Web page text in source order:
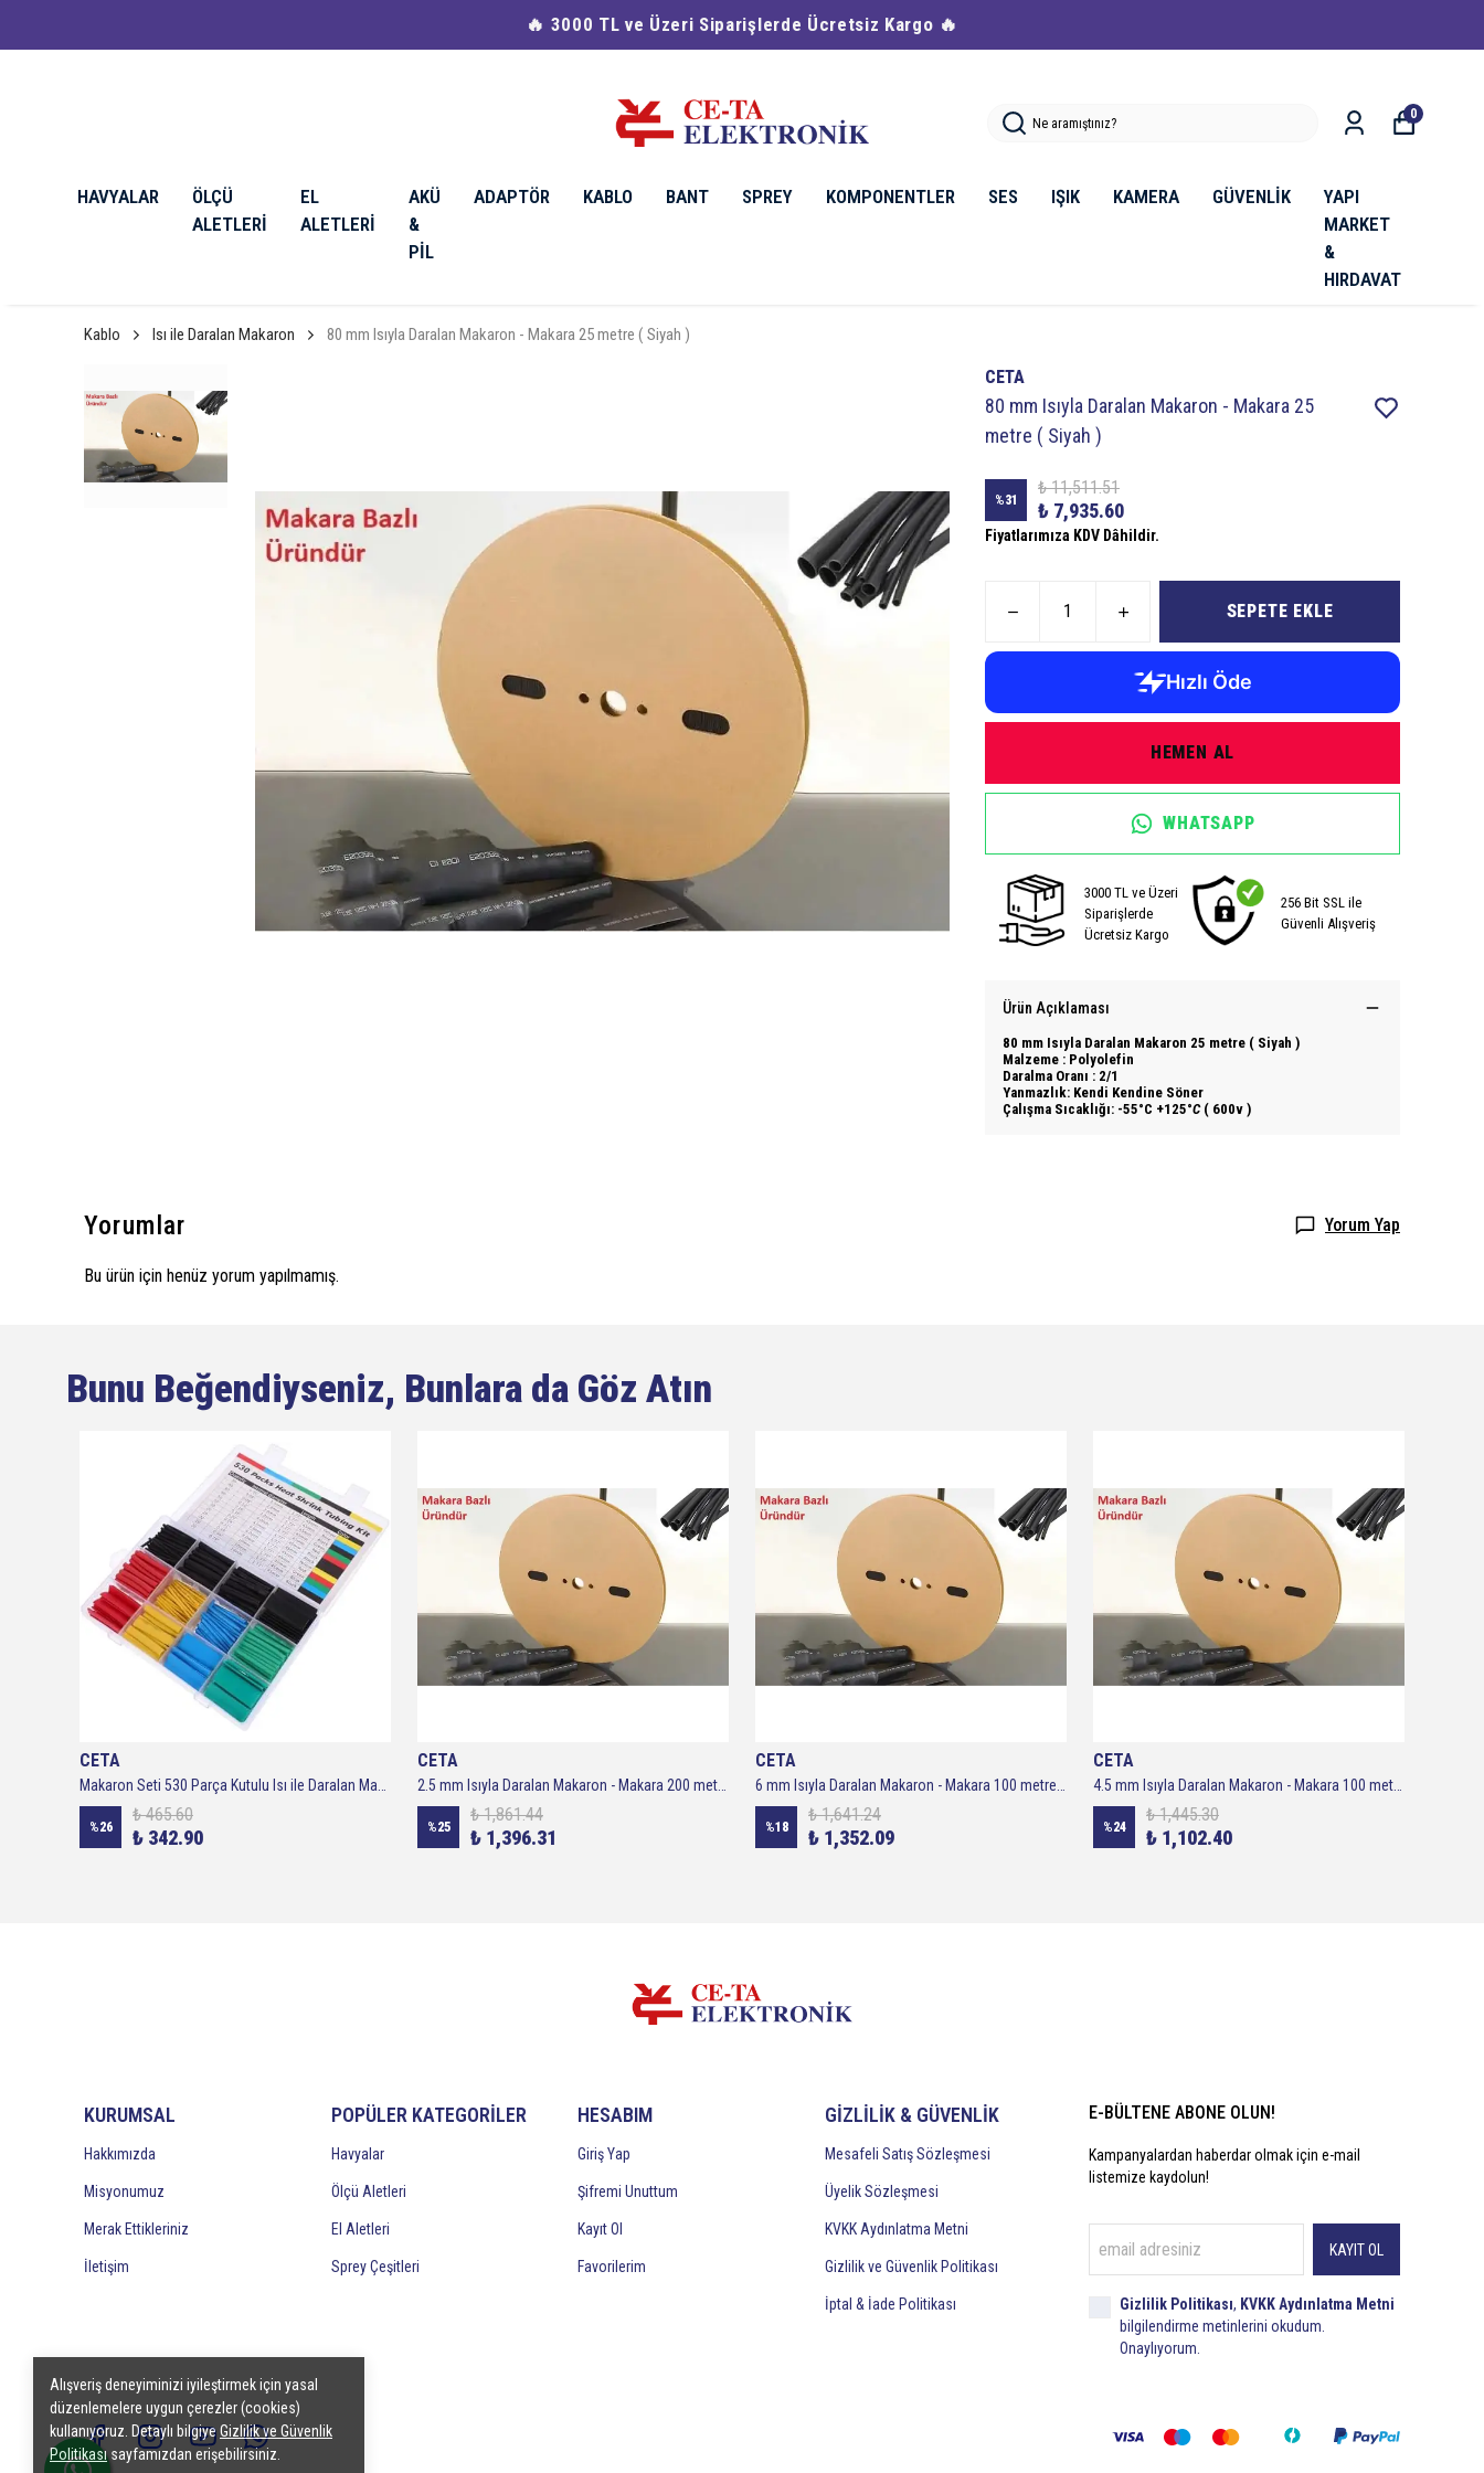
🔥 Havale & EFT Ödemelerinde %2 İndirim 🔥
HAVYALAR
ÖLÇÜ
ALETLERİ
EL
ALETLERİ
AKÜ
&
PİL
ADAPTÖR KABLO BANT SPREY KOMPONENTLER SES IŞIK KAMERA GÜVENLİK
YAPI
MARKET
&
HIRDAVAT
0
Alışveriş deneyiminizi iyileştirmek için yasal
düzenlemelere uygun çerezler (cookies)
kullanıyoruz. Detaylı bilgiyeGizlilik ve Güvenlik
Politikasısayfamızdan erişebilirsiniz.
Kablo Isı ile Daralan Makaron 80 mm Isıyla Daralan Makaron - Makara 25 metre ( Siyah )
CETA
80 mm Isıyla Daralan Makaron - Makara 25
metre ( Siyah )
%31
₺ 11,511.51
₺ 7,935.60
Fiyatlarımıza KDV Dâhildir.
SEPETE EKLE
HEMEN AL
WHATSAPP
3000 TL ve Üzeri
Siparişlerde
Ücretsiz Kargo
256 Bit SSL ile
Güvenli Alışveriş
Ürün Açıklaması
80 mm Isıyla Daralan Makaron 25 metre ( Siyah )
Malzeme : Polyolefin
Daralma Oranı : 2/1
Yanmazlık: Kendi Kendine Söner
Çalışma Sıcaklığı: -55°C +125°C ( 600v )
Yorumlar Yorum Yap
Bu ürün için henüz yorum yapılmamış.
Bunu Beğendiyseniz, Bunlara da Göz Atın
CETA
Makaron Seti 530 Parça Kutulu Isı ile Daralan Makaron
%26
₺ 465.60
₺ 342.90
CETA
2.5 mm Isıyla Daralan Makaron - Makara 200 metre ( Siyah )
%25
₺ 1,861.44
₺ 1,396.31
CETA
6 mm Isıyla Daralan Makaron - Makara 100 metre ( Siyah )
%18
₺ 1,641.24
₺ 1,352.09
CETA
4.5 mm Isıyla Daralan Makaron - Makara 100 metre ( Siyah )
%24
₺ 1,445.30
₺ 1,102.40
KURUMSAL
Hakkımızda
Misyonumuz
Merak Ettikleriniz
İletişim
POPÜLER KATEGORİLER
Havyalar
Ölçü Aletleri
El Aletleri
Sprey Çeşitleri
HESABIM
Giriş Yap
Şifremi Unuttum
Kayıt Ol
Favorilerim
GİZLİLİK & GÜVENLİK
Mesafeli Satış Sözleşmesi
Üyelik Sözleşmesi
KVKK Aydınlatma Metni
Gizlilik ve Güvenlik Politikası
İptal & İade Politikası
E-BÜLTENE ABONE OLUN!
Kampanyalardan haberdar olmak için e-mail
listemize kaydolun!
KAYIT OL
Gizlilik Politikası, KVKK Aydınlatma Metni
bilgilendirme metinlerini okudum.
Onaylıyorum.